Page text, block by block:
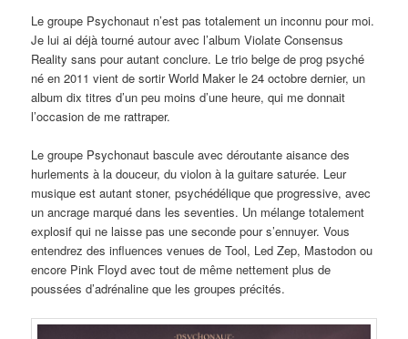
Le groupe Psychonaut n’est pas totalement un inconnu pour moi.
Je lui ai déjà tourné autour avec l’album Violate Consensus
Reality sans pour autant conclure. Le trio belge de prog psyché
né en 2011 vient de sortir World Maker le 24 octobre dernier, un
album dix titres d’un peu moins d’une heure, qui me donnait
l’occasion de me rattraper.
Le groupe Psychonaut bascule avec déroutante aisance des
hurlements à la douceur, du violon à la guitare saturée. Leur
musique est autant stoner, psychédélique que progressive, avec
un ancrage marqué dans les seventies. Un mélange totalement
explosif qui ne laisse pas une seconde pour s’ennuyer. Vous
entendrez des influences venues de Tool, Led Zep, Mastodon ou
encore Pink Floyd avec tout de même nettement plus de
poussées d’adrénaline que les groupes précités.